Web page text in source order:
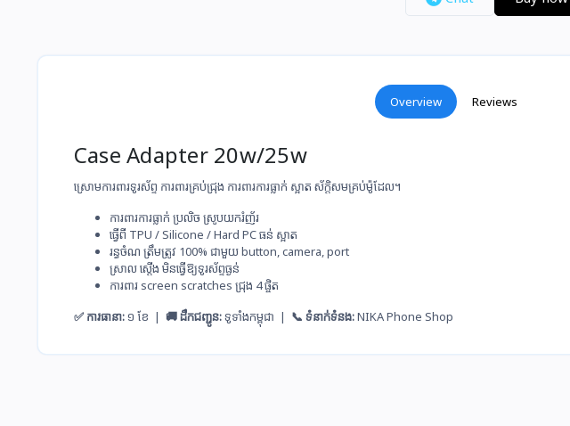
Overview Reviews
Case Adapter 20w/25w
ស្រោមការពារទូរស័ព្ទ ការពារគ្រប់ជ្រុង ការពារការធ្លាក់ ស្អាត ស័ក្តិសម​គ្រប់ម៉ូដែល។
ការពារ​ការ​ធ្លាក់​ ប្រលិច​ ស្រូប​យករំញ័រ
ធ្វើ​ពី​ TPU / Silicone / Hard PC ធន់​ ស្អាត
រ​ន្ធ​ចំណ​ ត្រឹម​ត្រូវ​ 100% ជាមួយ​ button, camera, port
ស្រាល​ ស្ដើង​ មិន​ធ្វើ​ឱ្យ​ទូរស័ព្ទ​ធ្ងន់
ការពារ​ screen scratches ជ្រុង​ 4 ផ្ចិត
✅ ការធានា:១ ខែ | 🚚 ដឹកជញ្ជូន:ទូទាំងកម្ពុជា | 📞 ទំនាក់ទំនង:NIKA Phone Shop